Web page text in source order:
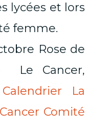
lycées et lors
femme.
Rose de
Le Cancer,
Calendrier La
Comité